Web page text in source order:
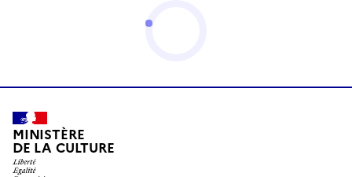
MINISTÈRE
DE LA CULTURE